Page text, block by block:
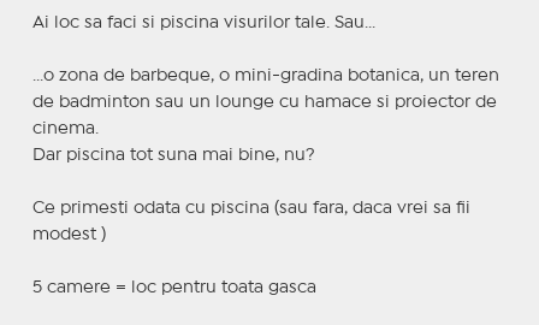
Ai loc sa faci si piscina visurilor tale. Sau...
...o zona de barbeque, o mini-gradina botanica, un teren
de badminton sau un lounge cu hamace si proiector de
cinema.
Dar piscina tot suna mai bine, nu?
Ce primesti odata cu piscina (sau fara, daca vrei sa fii
modest )
5 camere = loc pentru toata gasca